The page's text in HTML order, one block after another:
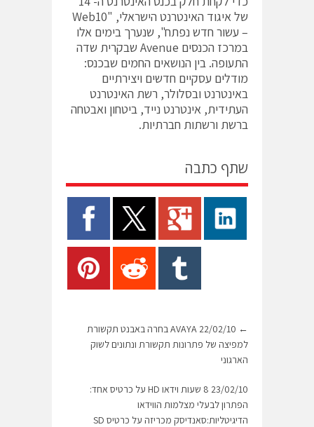
של איגוד האינטרנט הישראלי, "Web10
– עשור חדש נפתח", שנערך בימים אלו
במרכז הכנסים Avenue שבקרית שדה
התעופה. בין הנושאים החמים שבכנס:
מודלים עסקיים חדשים ויצירתיים
באינטרנט ובסלולר, רשת האינטרנט
העתידית, אינטרנט נייד, ביטחון ואבטחה
ברשת ורשתות חברתיות.
שתף כתבה
←
22/02/10 AVAYA בחרה באבנט תקשורת
למפיצה של פתרונות תקשורת ונתונים לשוק
הארגוני
23/02/10 8 שעות וידאו HD על כרטיס אחד:
הפתרון לבעלי מצלמות הווידאו
הדיגיטליות:סאנדיסק מכריזה על כרטיס SD